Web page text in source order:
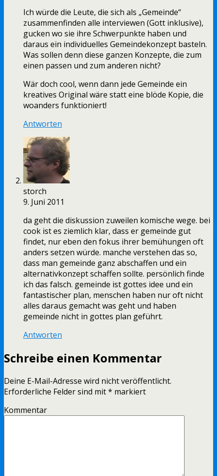
Ich würde die Leute, die sich als „Gemeinde“
zusammenfinden alle interviewen (Gott inklusive),
gucken wo sie ihre Schwerpunkte haben und
daraus ein individuelles Gemeindekonzept basteln.
Was sollen denn diese ganzen Konzepte, die zum
einen passen und zum anderen nicht?
Wär doch cool, wenn dann jede Gemeinde ein
kreatives Original wäre statt eine blöde Kopie, die
woanders funktioniert!
Antworten
storch
9. Juni 2011
da geht die diskussion zuweilen komische wege. bei
cook ist es ziemlich klar, dass er gemeinde gut
findet, nur eben den fokus ihrer bemühungen oft
anders setzen würde. manche verstehen das so,
dass man gemeinde ganz abschaffen und ein
alternativkonzept schaffen sollte. persönlich finde
ich das falsch. gemeinde ist gottes idee und ein
fantastischer plan, menschen haben nur oft nicht
alles daraus gemacht was geht und haben
gemeinde nicht in gottes plan geführt.
Antworten
Schreibe einen Kommentar
Deine E-Mail-Adresse wird nicht veröffentlicht.
Erforderliche Felder sind mit* markiert
Kommentar